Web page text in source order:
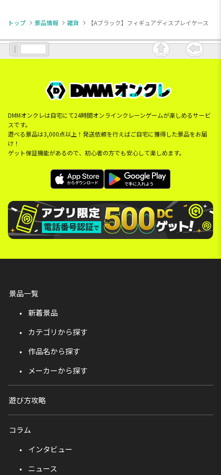
トップ 景品情報 雑貨 【Aブラック】フィギュアディスプレイケース
DMMオンクレは自宅にて24時間オンラインクレーンゲームが楽しめるサービ
スです。
遊べる景品は3,000点以上！発送依頼を行えばご自宅に獲得した景品をお届
け！
ゲット保証機能があるので、初心者の方でも安心して楽しめます。
景品一覧
新着景品
カテゴリから探す
作品名から探す
メーカーから探す
遊び方攻略
コラム
インタビュー
ニュース